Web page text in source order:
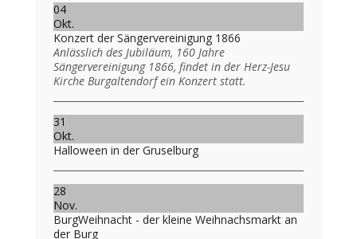
04
Okt.
Konzert der Sängervereinigung 1866
Anlässlich des Jubiläum, 160 Jahre
Sängervereinigung 1866, findet in der Herz-Jesu
Kirche Burgaltendorf ein Konzert statt.
31
Okt.
Halloween in der Gruselburg
28
Nov.
BurgWeihnacht - der kleine Weihnachsmarkt an
der Burg